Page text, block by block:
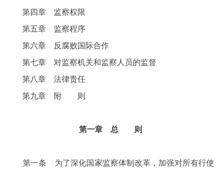
第四章 监察权限
第五章 监察程序
第六章 反腐败国际合作
第七章 对监察机关和监察人员的监督
第八章 法律责任
第九章 附 则
第一章 总 则
第一条 为了深化国家监察体制改革，加强对所有行使